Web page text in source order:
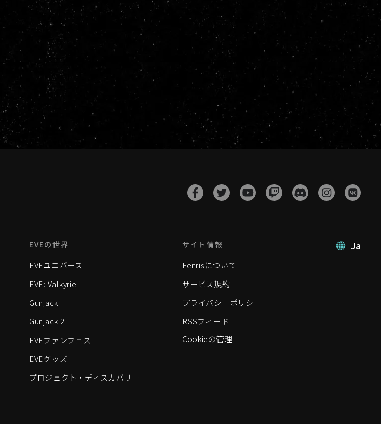
Ja
EVEの世界
EVEユニバース
EVE: Valkyrie
Gunjack
Gunjack 2
EVEファンフェス
EVEグッズ
プロジェクト・ディスカバリー
サイト情報
Fenrisについて
サービス規約
プライバシーポリシー
RSSフィード
Cookieの管理